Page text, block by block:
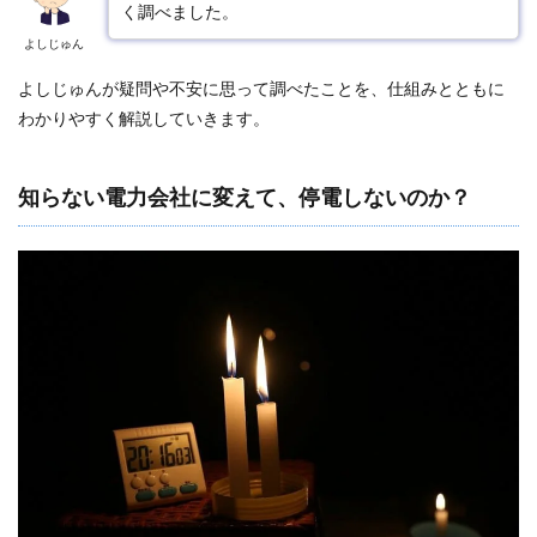
よしじゅん
く調べました。
よしじゅんが疑問や不安に思って調べたことを、仕組みとともに
わかりやすく解説していきます。
知らない電力会社に変えて、停電しないのか？